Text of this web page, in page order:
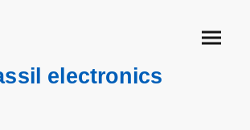
electronics